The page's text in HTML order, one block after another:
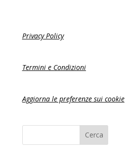
Privacy Policy
Termini e Condizioni
Aggiorna le preferenze sui cookie